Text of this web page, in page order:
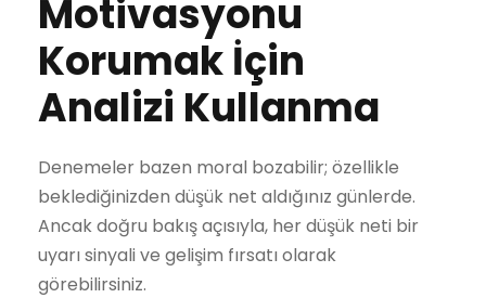
Motivasyonu
Korumak İçin
Analizi Kullanma
Denemeler bazen moral bozabilir; özellikle
beklediğinizden düşük net aldığınız günlerde.
Ancak doğru bakış açısıyla, her düşük neti bir
uyarı sinyali ve gelişim fırsatı olarak
görebilirsiniz.